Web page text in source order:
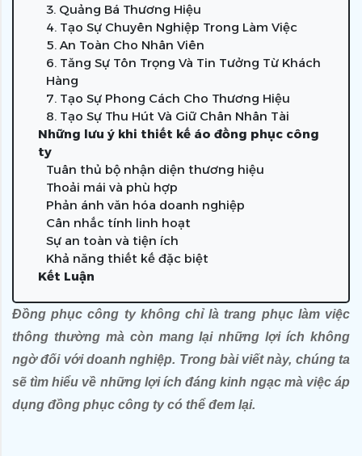
3. Quảng Bá Thương Hiệu
4. Tạo Sự Chuyên Nghiệp Trong Làm Việc
5. An Toàn Cho Nhân Viên
6. Tăng Sự Tôn Trọng Và Tin Tưởng Từ Khách
Hàng
7. Tạo Sự Phong Cách Cho Thương Hiệu
8. Tạo Sự Thu Hút Và Giữ Chân Nhân Tài
Những lưu ý khi thiết kế áo đồng phục công
ty
Tuân thủ bộ nhận diện thương hiệu
Thoải mái và phù hợp
Phản ánh văn hóa doanh nghiệp
Cân nhắc tính linh hoạt
Sự an toàn và tiện ích
Khả năng thiết kế đặc biệt
Kết Luận
Đồng phục công ty không chỉ là trang phục làm việc
thông thường mà còn mang lại những lợi ích không
ngờ đối với doanh nghiệp. Trong bài viết này, chúng ta
sẽ tìm hiểu về những lợi ích đáng kinh ngạc mà việc áp
dụng đồng phục công ty có thể đem lại.